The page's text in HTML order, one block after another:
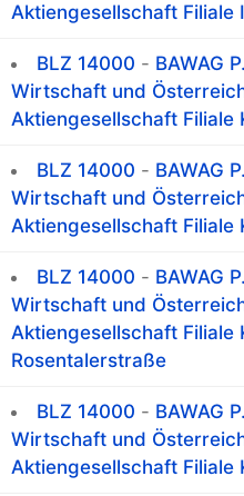
Aktiengesellschaft Filiale
BLZ 14000 - BAWAG
Wirtschaft und
Aktiengesellschaft Filiale
BLZ 14000 - BAWAG
Wirtschaft und
Aktiengesellschaft Filiale
BLZ 14000 - BAWAG
Wirtschaft und
Aktiengesellschaft Filiale
Rosentalerstraße
BLZ 14000 - BAWAG
Wirtschaft und
Aktiengesellschaft Filiale